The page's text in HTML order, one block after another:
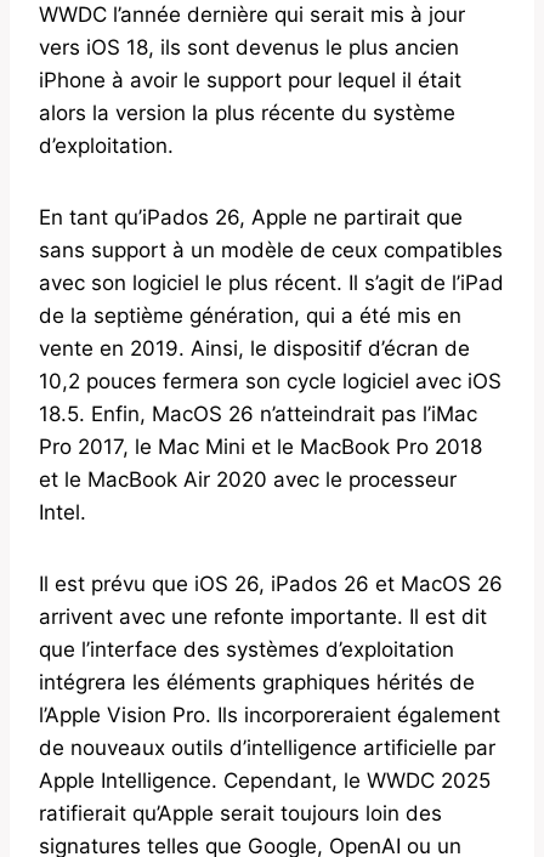
WWDC l’année dernière qui serait mis à jour
vers iOS 18, ils sont devenus le plus ancien
iPhone à avoir le support pour lequel il était
alors la version la plus récente du système
d’exploitation.
En tant qu’iPados 26, Apple ne partirait que
sans support à un modèle de ceux compatibles
avec son logiciel le plus récent. Il s’agit de l’iPad
de la septième génération, qui a été mis en
vente en 2019. Ainsi, le dispositif d’écran de
10,2 pouces fermera son cycle logiciel avec iOS
18.5. Enfin, MacOS 26 n’atteindrait pas l’iMac
Pro 2017, le Mac Mini et le MacBook Pro 2018
et le MacBook Air 2020 avec le processeur
Intel.
Il est prévu que iOS 26, iPados 26 et MacOS 26
arrivent avec une refonte importante. Il est dit
que l’interface des systèmes d’exploitation
intégrera les éléments graphiques hérités de
l’Apple Vision Pro. Ils incorporeraient également
de nouveaux outils d’intelligence artificielle par
Apple Intelligence. Cependant, le WWDC 2025
ratifierait qu’Apple serait toujours loin des
signatures telles que Google, OpenAI ou un